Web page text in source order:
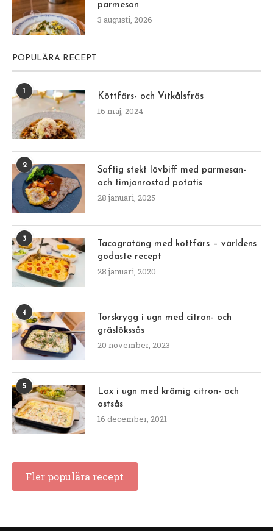
parmesan
3 augusti, 2026
POPULÄRA RECEPT
1
Köttfärs- och Vitkålsfräs
16 maj, 2024
2
Saftig stekt lövbiff med parmesan-
och timjanrostad potatis
28 januari, 2025
3
Tacogratäng med köttfärs – världens
godaste recept
28 januari, 2020
4
Torskrygg i ugn med citron- och
gräslökssås
20 november, 2023
5
Lax i ugn med krämig citron- och
ostsås
16 december, 2021
Fler populära recept